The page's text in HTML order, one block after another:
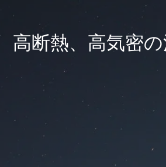
高断熱、高気密